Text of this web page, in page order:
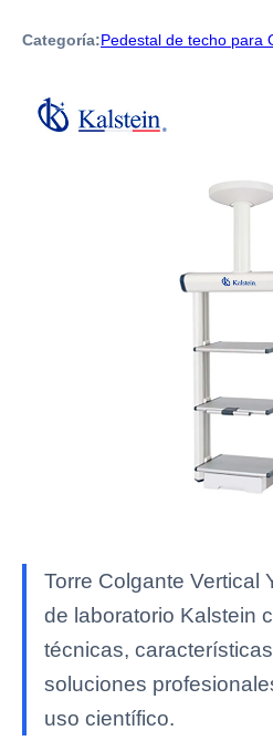
Categoría:Pedestal de techo para
Torre Colgante
de laboratorio Kalstein
técnicas,
soluciones
uso científico.